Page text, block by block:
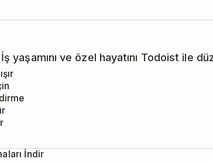
İş yaşamını ve özel hayatını Todoist ile
İndir